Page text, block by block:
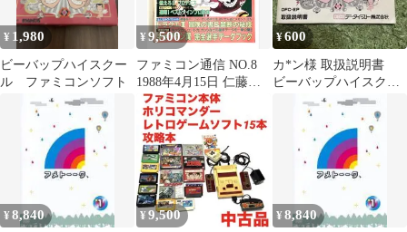
¥ 1,980
ビーバップハイスクー
ル ファミコンソフト
¥9,500
ファミコン通信 NO.8
1988年4月15日 仁藤優
子 聖闘士星矢など
¥600
カ*ン様 取扱説明書
ビーバップハイスクー
ル 高校生極楽伝説
ファミコン
¥8,840 ¥ 9,500 ¥8,840